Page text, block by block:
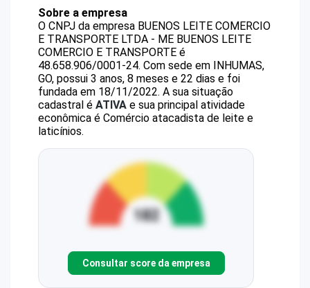
Sobre a empresa
O CNPJ da empresa BUENOS LEITE COMERCIO
E TRANSPORTE LTDA - ME BUENOS LEITE
COMERCIO E TRANSPORTE é
48.658.906/0001-24. Com sede em INHUMAS,
GO, possui 3 anos, 8 meses e 22 dias e foi
fundada em 18/11/2022. A sua situação
cadastral é ATIVA e sua principal atividade
econômica é Comércio atacadista de leite e
laticínios.
Consultar score da empresa